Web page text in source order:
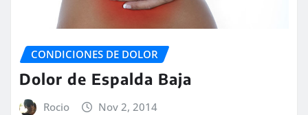
CONDICIONES DE DOLOR
Dolor de Espalda Baja
Rocio Nov 2, 2014